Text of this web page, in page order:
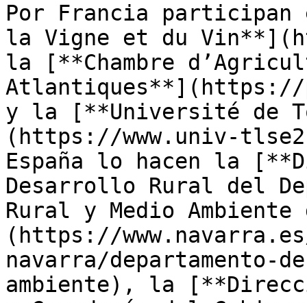
Por Francia
la Vigne et du
la [**Chambre
Atlantiques**](https://
y la [**Université de
(https://www.univ-
España lo hacen la
Desarrollo Rural del
Rural y Medio
(https://
navarra/departamento-
ambiente), la